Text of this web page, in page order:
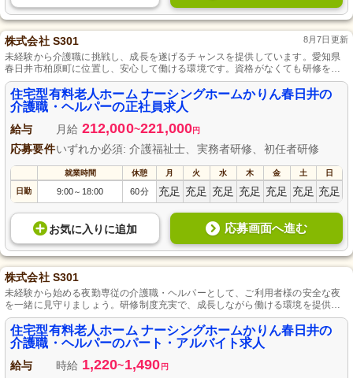
株式会社 S301 8月7日更新
未経験から介護職に挑戦し、成長を遂げるチャンスを提供しています。愛知県
春日井市柏原町に位置し、安心して働ける環境です。資格がなくても研修を活
用して資格取得が可能で、スキルアップを目指せます。是非、あなたも私たち
と共に、高齢者の方々の心地よい日々をサポートしましょう。
住宅型有料老人ホーム ナーシングホームかりん春日井の
介護職・ヘルパーの正社員求人
給与 月給 212,000~221,000円
応募要件いずれか必須: 介護福祉士、実務者研修、初任者研修
就業時間 休憩 月 火 水 木 金 土 日
日勤 9:00～ 18:00 60分 充足 充足 充足 充足 充足 充足 充足
お気に入り に追加 応募画面へ進む
株式会社 S301
未経験から始める夜勤専従の介護職・ヘルパーとして、ご利用者様の安全な夜
を一緒に見守りましょう。研修制度充実で、成長しながら働ける環境を提供し
ます。春日井市柏原町にある住宅型の施設では、地域とともに成長を目指して
います。
住宅型有料老人ホーム ナーシングホームかりん春日井の
介護職・ヘルパーのパート・アルバイト求人
給与 時給 1,220~1,490 円